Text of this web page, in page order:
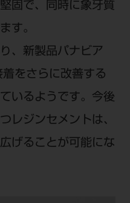
固で、同時に象牙質
す。
、新製品パナビア
をさらに改善する
いるようです。今後
レジンセメントは、
げることが可能にな